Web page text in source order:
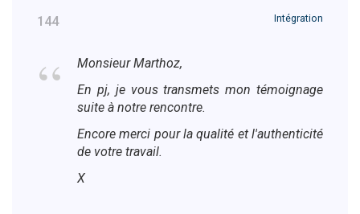
144 Intégration
Monsieur Marthoz,
En pj, je vous transmets mon témoignage
suite à notre rencontre.
Encore merci pour la qualité et l'authenticité
de votre travail.
X